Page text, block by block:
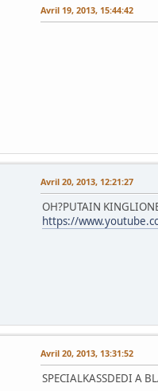
Avril 19, 2013, 15:44:42
Avril 20, 2013, 12:21:27
OH?PUTAIN
https://
Avril 20, 2013, 13:31:52
SPECIALKASSDEDI A